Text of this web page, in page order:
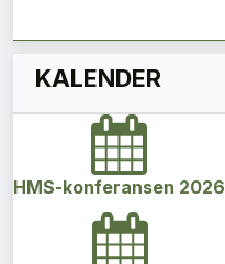
KALENDER
HMS-konferansen 2026